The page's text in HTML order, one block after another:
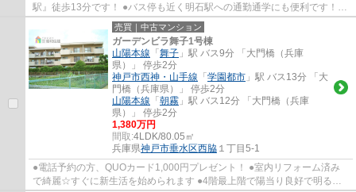
駅』徒歩13分です！ ●バス停も近く明石駅への通勤通学にも便利です！
●2025年10月リフォーム済みで綺麗です☆ ●全居室...
売買｜中古マンション
ガーデンビラ舞子1号棟
山陽本線 「舞子 」駅 バス9分 「大門橋（兵庫
県）」 停歩2分
神戸市西神・山手線 「学園都市 」駅 バス13分 「大
門橋（兵庫県）」 停歩2分
山陽本線 「朝霧 」駅 バス12分 「大門橋（兵庫
県）」 停歩2分
1,380万円
間取:4LDK/80.05㎡
兵庫県神戸市垂水区西脇 １丁目5-1
●電話予約の方、QUOカード1,000円プレゼント！ ●室内リフォーム済み
で綺麗☆すぐに新生活を始められます ●4階最上階で陽当り良好で明るい